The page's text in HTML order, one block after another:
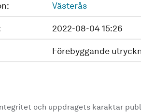
Västerås
2022-08-04 15:26
Förebyggande
och uppdragets karaktär